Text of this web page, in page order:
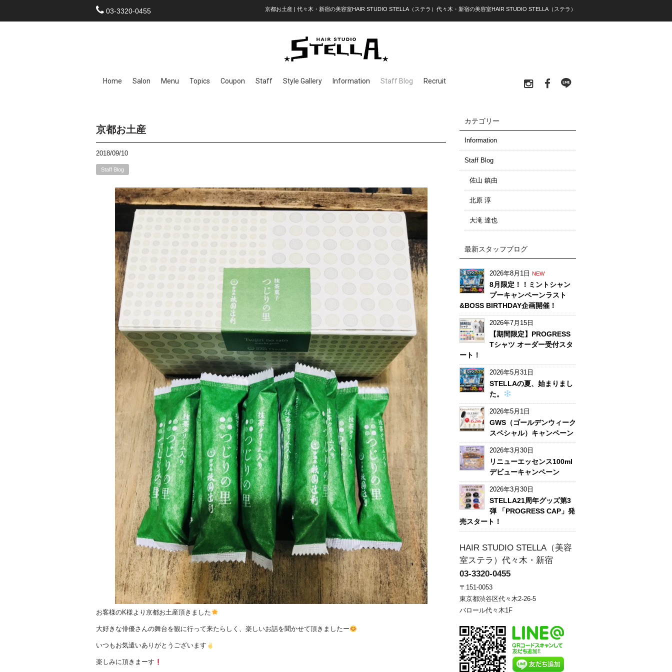
03-3320-0455 京都お土産 | 代々木・新宿の美容室HAIR STUDIO STELLA（ステラ）代々木・新宿の美容室HAIR STUDIO STELLA（ステラ）
Home Salon Menu Topics Coupon Staff Style Gallery Information Staff Blog Recruit
京都お土産
2018/09/10
Staff Blog
お客様のK様より京都お土産頂きました
大好きな俳優さんの舞台を観に行って来たらしく、楽しいお話を聞かせて頂きましたー
いつもお気遣いありがとうございます
楽しみに頂きまーす
カテゴリー
Information
Staff Blog
佐山 鎮由
北原 淳
大滝 達也
最新スタッフブログ
2026年8月1日 NEW
8月限定！！ミントシャン
プーキャンペーンラスト
&BOSS BIRTHDAY企画開催！
2026年7月15日
【期間限定】PROGRESS
Tシャツ オーダー受付スタ
ート！
2026年5月31日
STELLAの夏、始まりまし
た。
2026年5月1日
GWS（ゴールデンウィーク
スペシャル）キャンペーン
2026年3月30日
リニューエッセンス100ml
デビューキャンペーン
2026年3月30日
STELLA21周年グッズ第3
弾 「PROGRESS CAP」発
売スタート！
HAIR STUDIO STELLA（美容
室ステラ）代々木・新宿
03-3320-0455
〒151-0053
東京都渋谷区代々木2-26-5
バロール代々木1F